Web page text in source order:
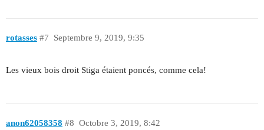
rotasses Septembre 9, 2019, 9:35
#7
Les vieux bois droit Stiga étaient poncés, comme cela!
anon62058358 Octobre 3, 2019, 8:42
#8